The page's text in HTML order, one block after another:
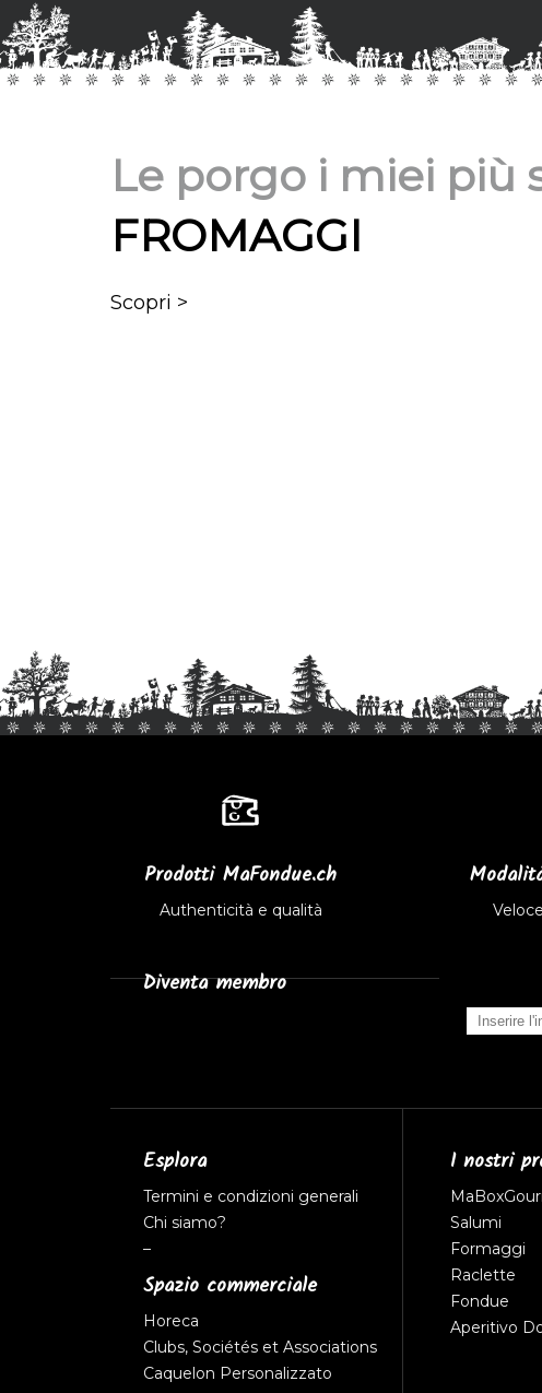
Le porgo i miei più
FROMAGGI
Scopri >
Prodotti MaFondue.ch
Authenticità e qualità
Diventa membro
Esplora
Termini e condizioni generali
Chi siamo?
–
Spazio commerciale
Horeca
Clubs, Sociétés et Associations
Caquelon Personalizzato
I nostri
Salumi
Formaggi
Raclette
Fondue
Aperitivo